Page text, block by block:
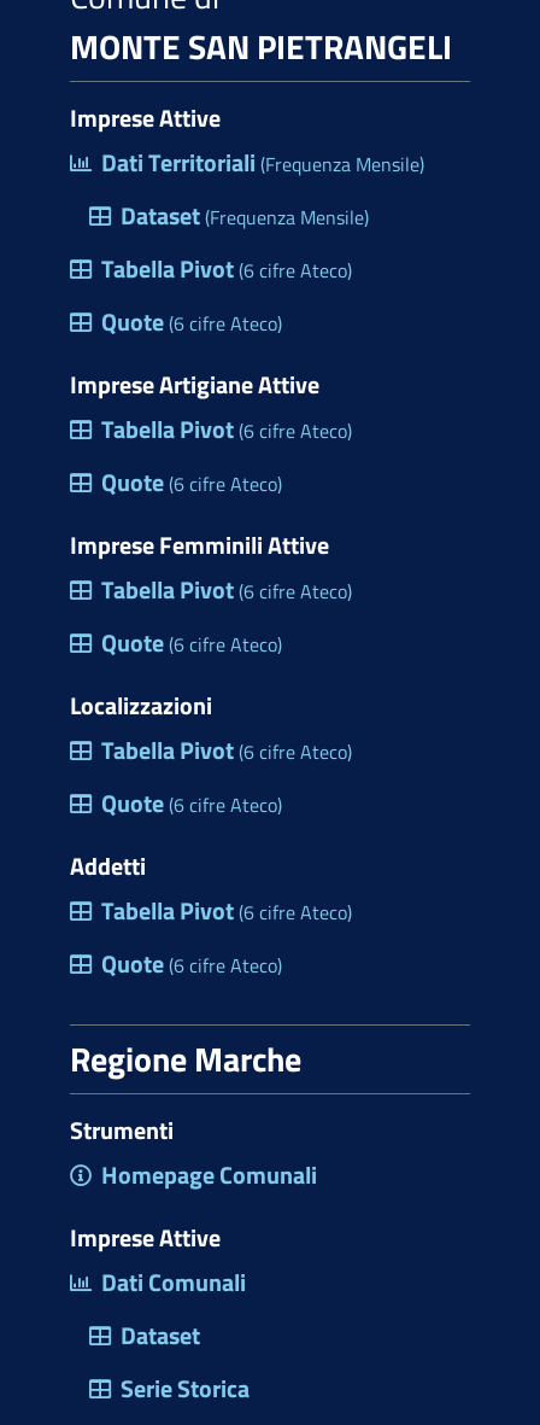
MONTE SAN PIETRANGELI
Imprese Attive
Dati Territoriali (Frequenza Mensile)
Dataset(Frequenza Mensile)
Tabella Pivot(6 cifre Ateco)
Quote(6 cifre Ateco)
Imprese Artigiane Attive
Tabella Pivot(6 cifre Ateco)
Quote(6 cifre Ateco)
Imprese Femminili Attive
Tabella Pivot(6 cifre Ateco)
Quote(6 cifre Ateco)
Localizzazioni
Tabella Pivot(6 cifre Ateco)
Quote(6 cifre Ateco)
Addetti
Tabella Pivot(6 cifre Ateco)
Quote(6 cifre Ateco)
Regione Marche
Strumenti
Homepage Comunali
Imprese Attive
Dati Comunali
Dataset
Serie Storica